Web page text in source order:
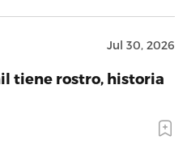
Jul 30, 2026
tiene rostro, historia